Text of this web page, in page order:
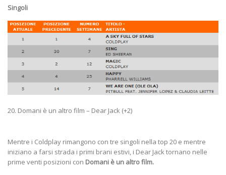
Singoli
20. Domani è un altro film – Dear Jack (+2)
Mentre i Coldplay rimangono con tre singoli nella top 20 e mentre
iniziano a farsi strada i primi brani estivi, i Dear Jack tornano nelle
prime venti posizioni con Domani è un altro film.